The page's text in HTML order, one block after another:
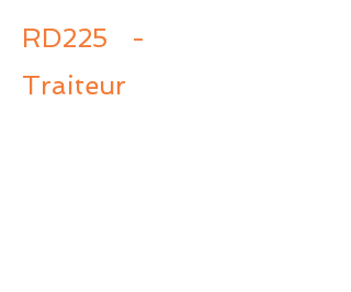
RD225
-
Traiteur